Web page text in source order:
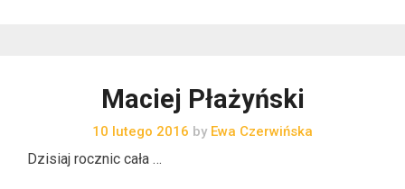
Maciej Płażyński
10 lutego 2016 by Ewa Czerwińska
Dzisiaj rocznic cała …